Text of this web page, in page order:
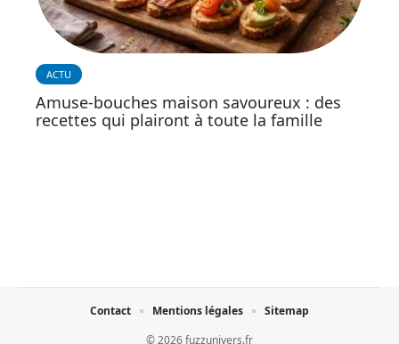
ACTU
Amuse-bouches maison savoureux : des
recettes qui plairont à toute la famille
© 2026 fuzzunivers.fr
Contact Mentions légales Sitemap